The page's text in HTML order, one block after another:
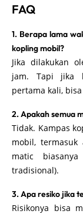
FAQ
1. Berapa lama
kopling mobil?
Jika dilakukan
jam. Tapi jika
pertama kali,
2. Apakah semua
Tidak. Kampas
mobil,
matic
tradisional).
3. Apa resiko jika
Risikonya bisa